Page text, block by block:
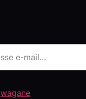
wagane